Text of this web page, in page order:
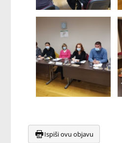
Ispiši ovu objavu